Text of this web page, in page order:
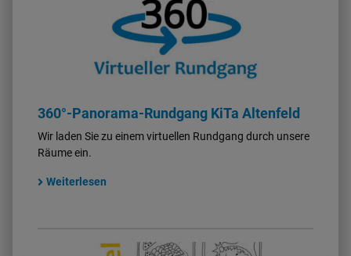
360°-Panorama-Rundgang KiTa Altenfeld
Wir laden Sie zu einem virtuellen Rundgang durch unsere
Räume ein.
Weiterlesen